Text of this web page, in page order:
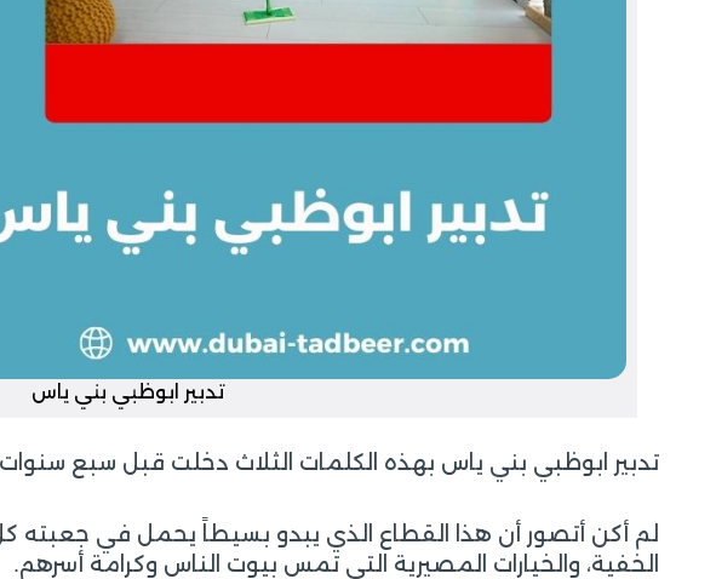
تدبير ابوظبي بني ياس
تدبير ابوظبي بني ياس بهذه الكلمات الثلاث دخلت قبل سبع سنوات
لم أكن أتصور أن هذا القطاع الذي يبدو بسيطاً يحمل في جعبته كل
الخفية، والخيارات المصيرية التي تمس بيوت الناس وكرامة أسرهم.